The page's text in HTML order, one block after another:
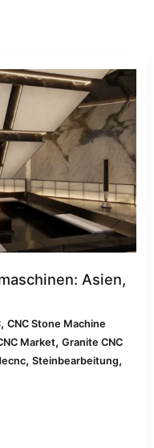
Asien,
,CNC Stone Machine
Market,Granite CNC
,Steinbearbeitung,